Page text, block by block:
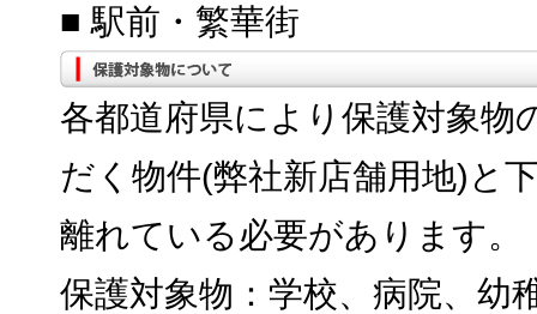
■ 駅前・繁華街
各都道府県により保護対象物
だく物件(弊社新店舗用地)と
離れている必要があります。
保護対象物：学校、病院、幼